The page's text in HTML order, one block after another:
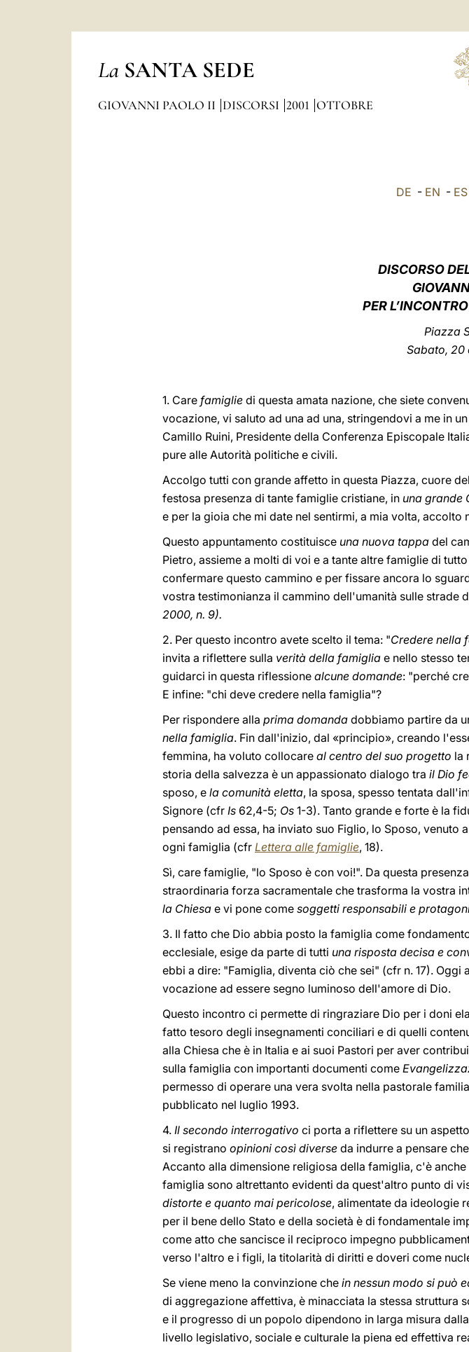
La SANTA SEDE
GIOVANNI PAOLO II DISCORSI 2001 OTTOBRE
DE - EN - ES
DISCORSO
PER
Piazza
Sabato, 20
1. Care famiglie di questa amata nazione, che siete
vocazione, vi saluto ad una ad una, stringendovi a me in
Camillo Ruini, Presidente della Conferenza Episcopale
pure alle Autorità politiche e civili.
Accolgo tutti con grande affetto in questa Piazza, cuore
festosa presenza di tante famiglie cristiane, in una grande
e per la gioia che mi date nel sentirmi, a mia volta, accolto
Questo appuntamento costituisce una nuova tappa del
Pietro, assieme a molti di voi e a tante altre famiglie di
confermare questo cammino e per fissare ancora lo
vostra testimonianza il cammino dell'umanità sulle strade
2000, n. 9).
2. Per questo incontro avete scelto il tema: "Credere nella
invita a riflettere sulla verità della famiglia e nello stesso
guidarci in questa riflessione alcune domande: "perché
E infine: "chi deve credere nella famiglia"?
Per rispondere alla prima domanda dobbiamo partire da
nella famiglia. Fin dall'inizio, dal «principio», creando
femmina, ha voluto collocare al centro del suo progetto la
storia della salvezza è un appassionato dialogo tra il Dio
sposo, e la comunità eletta, la sposa, spesso tentata
Signore (cfr Is 62,4-5; Os 1-3). Tanto grande e forte è la
pensando ad essa, ha inviato suo Figlio, lo Sposo, venuto
ogni famiglia (cfr Lettera alle famiglie, 18).
Sì, care famiglie, "lo Sposo è con voi!". Da questa
straordinaria forza sacramentale che trasforma la vostra
la Chiesa e vi pone come soggetti responsabili e
3. Il fatto che Dio abbia posto la famiglia come
ecclesiale, esige da parte di tutti una risposta decisa e
ebbi a dire: "Famiglia, diventa ciò che sei" (cfr n. 17). Oggi
vocazione ad essere segno luminoso dell'amore di Dio.
Questo incontro ci permette di ringraziare Dio per i doni
fatto tesoro degli insegnamenti conciliari e di quelli
alla Chiesa che è in Italia e ai suoi Pastori per aver
sulla famiglia con importanti documenti come
permesso di operare una vera svolta nella pastorale
pubblicato nel luglio 1993.
4. Il secondo interrogativo ci porta a riflettere su un
si registrano opinioni così diverse da indurre a pensare
Accanto alla dimensione religiosa della famiglia, c'è anche
famiglia sono altrettanto evidenti da quest'altro punto di
distorte e quanto mai pericolose, alimentate da ideologie
per il bene dello Stato e della società è di fondamentale
come atto che sancisce il reciproco impegno
verso l'altro e i figli, la titolarità di diritti e doveri come
Se viene meno la convinzione che in nessun modo si può
di aggregazione affettiva, è minacciata la stessa
e il progresso di un popolo dipendono in larga misura
livello legislativo, sociale e culturale la piena ed effettiva